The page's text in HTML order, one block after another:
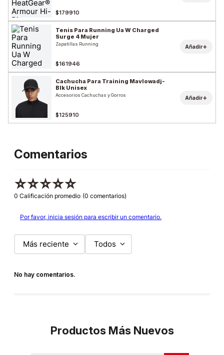
$179910
Tenis Para Running Ua W Charged
Surge 4 Mujer
Zapatillas Running
$161946
Añadir+
Cachucha Para Training Mavlowadj-
Blk Unisex
Accesorios Cachuchas y Gorros
$125910
Añadir+
Comentarios
☆☆☆☆☆
0 Calificación promedio (0 comentarios)
Por favor, inicia sesión para escribir un comentario.
Más reciente Todos
No hay comentarios.
Productos Más Nuevos